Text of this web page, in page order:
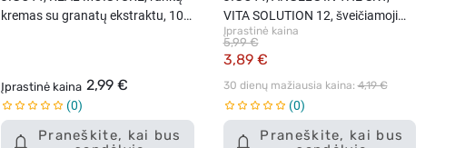
Praneškite, kai bus
kremas su granatų ekstraktu, 100
Įprastinė kaina 2,99 €
0
Praneškite, kai bus
VITA SOLUTION 12, šveičiamoji
pėdų kaukė, 2 x 15 ml.
Įprastinė kaina
3,89 €
5,99 €
30 dienų mažiausia kaina: 4,19 €
0